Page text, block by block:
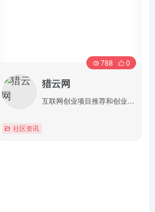
猎云网
互联网创业项目推荐和创业创新资讯
788 0
社区资讯